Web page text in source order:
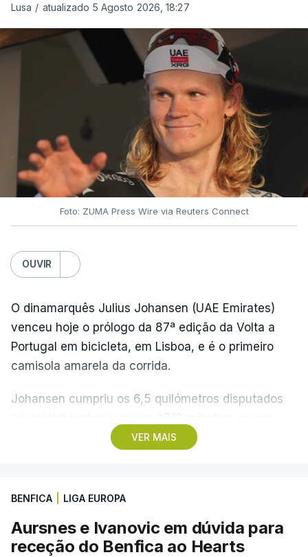
Lusa / atualizado 5 Agosto 2026, 18:27
Foto: ZUMA Press Wire via Reuters Connect
OUVIR
VER MAIS
O dinamarquês Julius Johansen (UAE Emirates)
venceu hoje o prólogo da 87ª edição da Volta a
Portugal em bicicleta, em Lisboa, e é o primeiro
camisola amarela da corrida.
Johansen cumpriu os 6,5 quilómetros disputados
quatro segundos do que o companheiro de equipa
pista.
O vice-campeão português de contrarrelógio,
Rafael Reis, que procurava o oitavo triunfo em
BENFICA LIGA EUROPA
Aursnes e Ivanovic em dúvida para
receção do Benfica ao Hearts